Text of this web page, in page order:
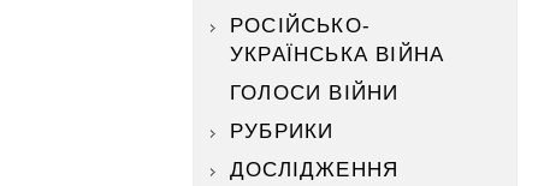
РОСІЙСЬКО-
УКРАЇНСЬКА ВІЙНА
ГОЛОСИ ВІЙНИ
РУБРИКИ
ДОСЛІДЖЕННЯ